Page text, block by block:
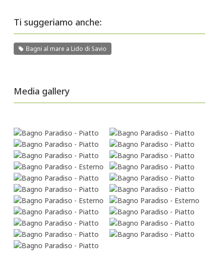
Ti suggeriamo anche:
Bagni al mare a Lido di Savio
Media gallery